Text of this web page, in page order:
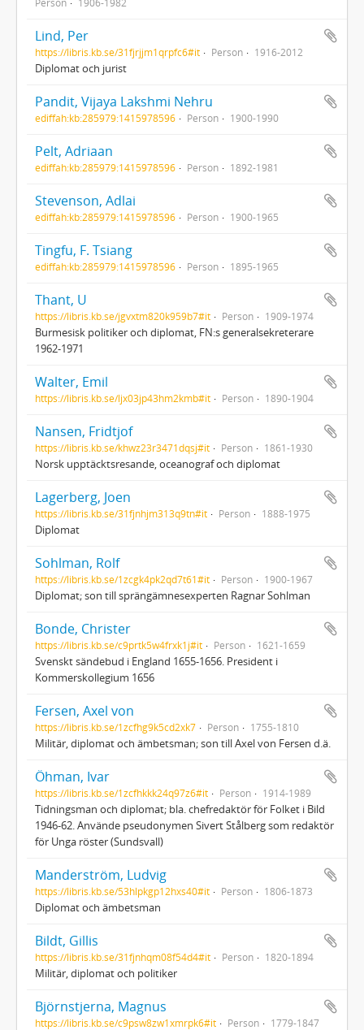
Lind, Per
https://libris.kb.se/31fjrjjm1qrpfc6#it Person 1916-2012
Diplomat och jurist
Pandit, Vijaya Lakshmi Nehru
ediffah:kb:285979:1415978596 Person 1900-1990
Pelt, Adriaan
ediffah:kb:285979:1415978596 Person 1892-1981
Stevenson, Adlai
ediffah:kb:285979:1415978596 Person 1900-1965
Tingfu, F. Tsiang
ediffah:kb:285979:1415978596 Person 1895-1965
Thant, U
https://libris.kb.se/jgvxtm820k959b7#it Person 1909-1974
Burmesisk politiker och diplomat, FN:s generalsekreterare
1962-1971
Walter, Emil
https://libris.kb.se/ljx03jp43hm2kmb#it Person 1890-1904
Nansen, Fridtjof
https://libris.kb.se/khwz23r3471dqsj#it Person 1861-1930
Norsk upptäcktsresande, oceanograf och diplomat
Lagerberg, Joen
https://libris.kb.se/31fjnhjm313q9tn#it Person 1888-1975
Diplomat
Sohlman, Rolf
https://libris.kb.se/1zcgk4pk2qd7t61#it Person 1900-1967
Diplomat; son till sprängämnesexperten Ragnar Sohlman
Bonde, Christer
https://libris.kb.se/c9prtk5w4frxk1j#it Person 1621-1659
Svenskt sändebud i England 1655-1656. President i
Kommerskollegium 1656
Fersen, Axel von
https://libris.kb.se/1zcfhg9k5cd2xk7 Person 1755-1810
Militär, diplomat och ämbetsman; son till Axel von Fersen d.ä.
Öhman, Ivar
https://libris.kb.se/1zcfhkkk24q97z6#it Person 1914-1989
Tidningsman och diplomat; bla. chefredaktör för Folket i Bild
1946-62. Använde pseudonymen Sivert Stålberg som redaktör
för Unga röster (Sundsvall)
Manderström, Ludvig
https://libris.kb.se/53hlpkgp12hxs40#it Person 1806-1873
Diplomat och ämbetsman
Bildt, Gillis
https://libris.kb.se/31fjnhqm08f54d4#it Person 1820-1894
Militär, diplomat och politiker
Björnstjerna, Magnus
https://libris.kb.se/c9psw8zw1xmrpk6#it Person 1779-1847